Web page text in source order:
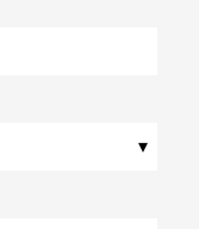
▾